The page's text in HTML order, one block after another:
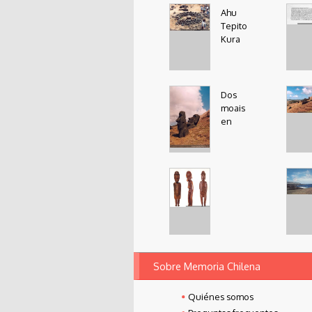
Monumentos de
Isla de Pascua
Ahu
Tepito
Kura
M. A.
Dos
moais
en
laderas de volcán
Rano Raraku
Rano
Estatuillas de
madera
Sobre Memoria Chilena
Quiénes somos